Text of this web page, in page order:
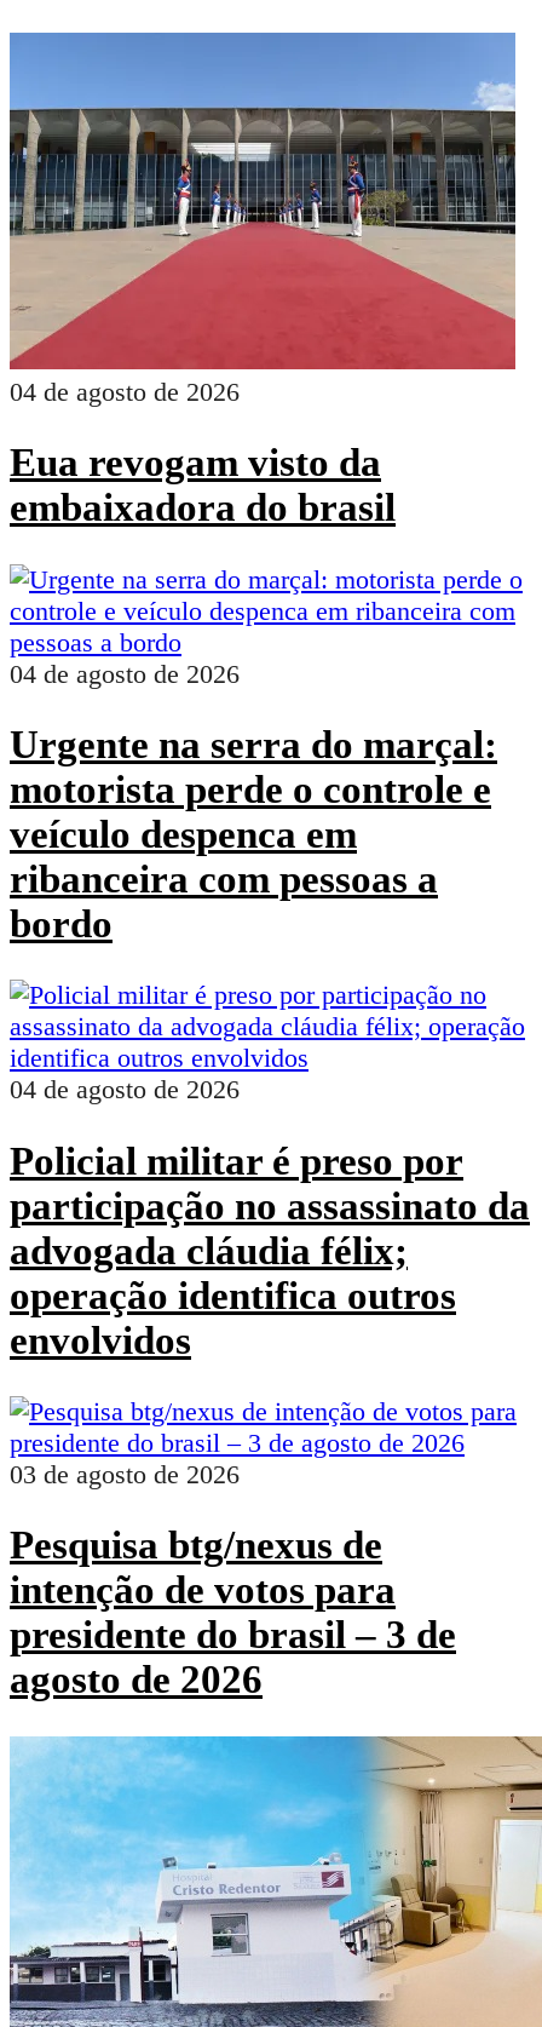
04 de agosto de 2026
Eua revogam visto da
embaixadora do brasil
04 de agosto de 2026
Urgente na serra do marçal:
motorista perde o controle e
veículo despenca em
ribanceira com pessoas a
bordo
04 de agosto de 2026
Policial militar é preso por
participação no assassinato da
advogada cláudia félix;
operação identifica outros
envolvidos
03 de agosto de 2026
Pesquisa btg/nexus de
intenção de votos para
presidente do brasil – 3 de
agosto de 2026